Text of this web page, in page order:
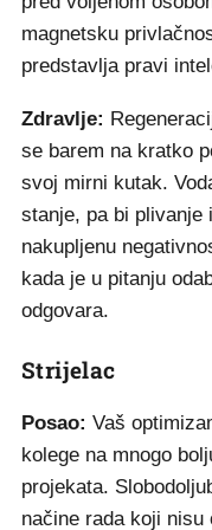
magnetsku
predstavlja pravi
Zdravlje:
se barem na kratko
svoj mirni kutak.
stanje, pa bi plivanje
nakupljenu
kada je u pitanju
odgovara.
Strijelac
Posao: Vaš
kolege na mnogo
projekata.
načine rada koji